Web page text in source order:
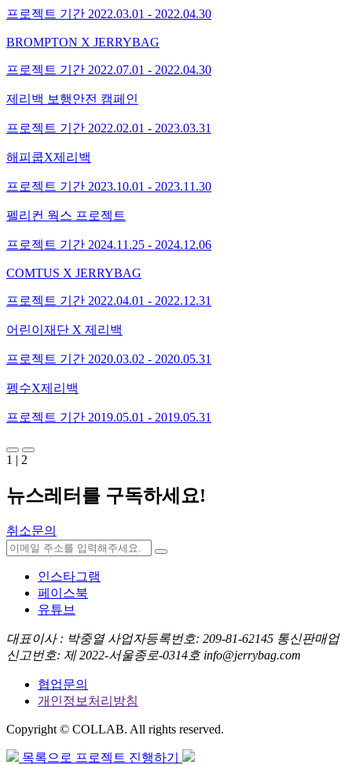
프로젝트 기간 2022.03.01 - 2022.04.30
BROMPTON X JERRYBAG
프로젝트 기간 2022.07.01 - 2022.04.30
제리백 보행안전 캠페인
프로젝트 기간 2022.02.01 - 2023.03.31
해피쿱X제리백
프로젝트 기간 2023.10.01 - 2023.11.30
펠리컨 웍스 프로젝트
프로젝트 기간 2024.11.25 - 2024.12.06
COMTUS X JERRYBAG
프로젝트 기간 2022.04.01 - 2022.12.31
어린이재단 X 제리백
프로젝트 기간 2020.03.02 - 2020.05.31
펭수X제리백
프로젝트 기간 2019.05.01 - 2019.05.31
1 | 2
뉴스레터를 구독하세요!
취소문의
인스타그램
페이스북
유튜브
대표이사 : 박중열 사업자등록번호: 209-81-62145 통신판매업
신고번호: 제 2022-서울종로-0314호 info@jerrybag.com
협업문의
개인정보처리방침
Copyright © COLLAB. All rights reserved.
목록으로 프로젝트 진행하기